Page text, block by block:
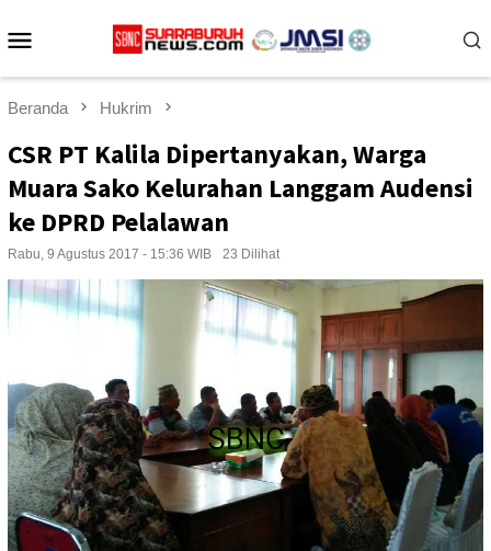
ke
Beranda Hukrim
CSR PT Kalila Dipertanyakan, Warga
Muara Sako Kelurahan Langgam Audensi
ke DPRD Pelalawan
Rabu, 9 Agustus 2017 - 15:36 WIB 23 Dilihat